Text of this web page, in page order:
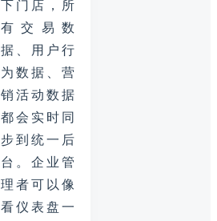
下门店，所
有交易数
据、用户行
为数据、营
销活动数据
都会实时同
步到统一后
台。企业管
理者可以像
看仪表盘一